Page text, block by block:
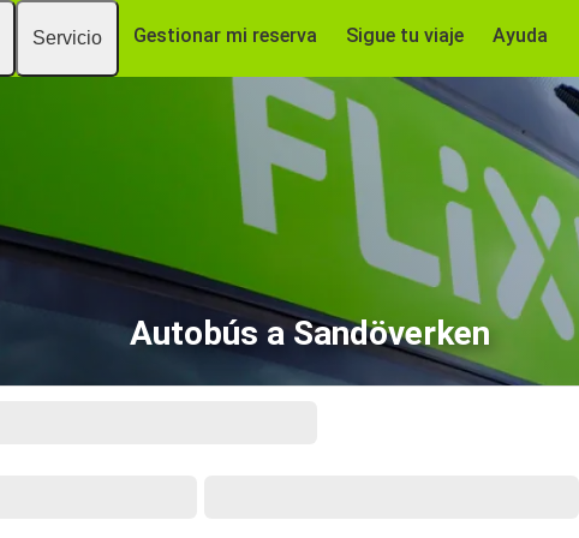
Servicio Gestionar mi reserva Sigue tu viaje Ayuda
Autobús a Sandöverken